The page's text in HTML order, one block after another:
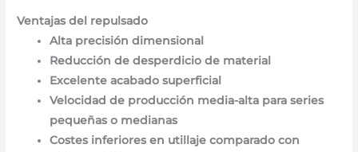
Ventajas del repulsado
Alta precisión dimensional
Reducción de desperdicio de material
Excelente acabado superficial
Velocidad de producción media-alta para series
pequeñas o medianas
Costes inferiores en utillaje comparado con